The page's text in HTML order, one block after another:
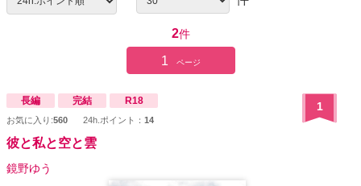
2件
1 ページ
長編 完結 R18
お気に入り:560 24h.ポイント： 14
1
彼と私と空と雲
鏡野ゆう